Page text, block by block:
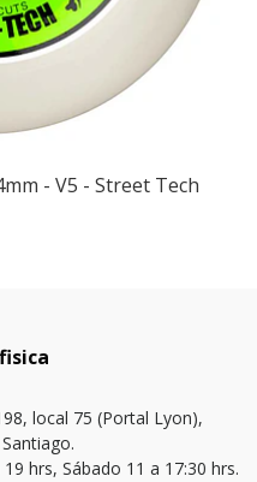
- V5 - Street Tech
local 75 (Portal Lyon),
hrs, Sábado 11 a 17:30 hrs.